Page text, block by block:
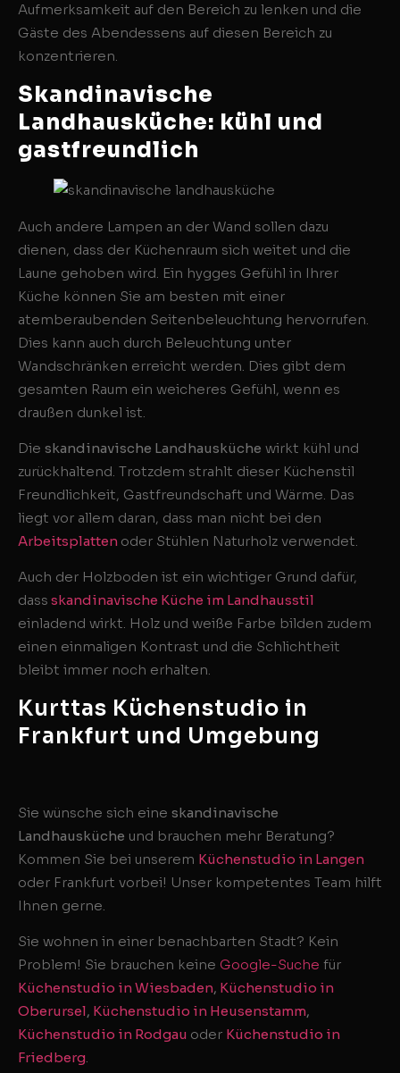
Aufmerksamkeit auf den Bereich zu lenken und die
Gäste des Abendessens auf diesen Bereich zu
konzentrieren.
Skandinavische
Landhausküche: kühl und
gastfreundlich
Auch andere Lampen an der Wand sollen dazu
dienen, dass der Küchenraum sich weitet und die
Laune gehoben wird. Ein hygges Gefühl in Ihrer
Küche können Sie am besten mit einer
atemberaubenden Seitenbeleuchtung hervorrufen.
Dies kann auch durch Beleuchtung unter
Wandschränken erreicht werden. Dies gibt dem
gesamten Raum ein weicheres Gefühl, wenn es
draußen dunkel ist.
Die skandinavische Landhausküche wirkt kühl und
zurückhaltend. Trotzdem strahlt dieser Küchenstil
Freundlichkeit, Gastfreundschaft und Wärme. Das
liegt vor allem daran, dass man nicht bei den
Arbeitsplatten oder Stühlen Naturholz verwendet.
Auch der Holzboden ist ein wichtiger Grund dafür,
dass skandinavische Küche im Landhausstil
einladend wirkt. Holz und weiße Farbe bilden zudem
einen einmaligen Kontrast und die Schlichtheit
bleibt immer noch erhalten.
Kurttas Küchenstudio in
Frankfurt und Umgebung
Sie wünsche sich eine skandinavische
Landhausküche und brauchen mehr Beratung?
Kommen Sie bei unserem Küchenstudio in Langen
oder Frankfurt vorbei! Unser kompetentes Team hilft
Ihnen gerne.
Sie wohnen in einer benachbarten Stadt? Kein
Problem! Sie brauchen keine Google-Suche für
Küchenstudio in Wiesbaden, Küchenstudio in
Oberursel, Küchenstudio in Heusenstamm,
Küchenstudio in Rodgau oder Küchenstudio in
Friedberg.